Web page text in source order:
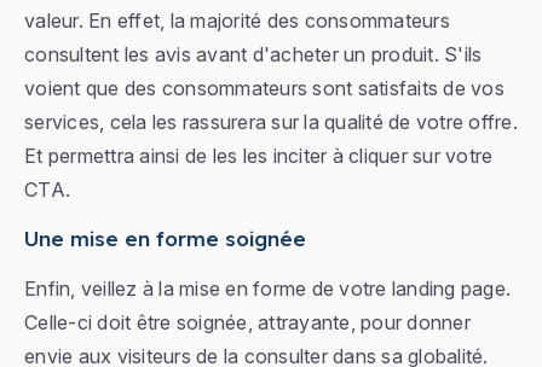
valeur. En effet, la majorité des consommateurs
consultent les avis avant d'acheter un produit. S'ils
voient que des consommateurs sont satisfaits de vos
services, cela les rassurera sur la qualité de votre offre.
Et permettra ainsi de les les inciter à cliquer sur votre
CTA.
Une mise en forme soignée
Enfin, veillez à la mise en forme de votre landing page.
Celle-ci doit être soignée, attrayante, pour donner
envie aux visiteurs de la consulter dans sa globalité.